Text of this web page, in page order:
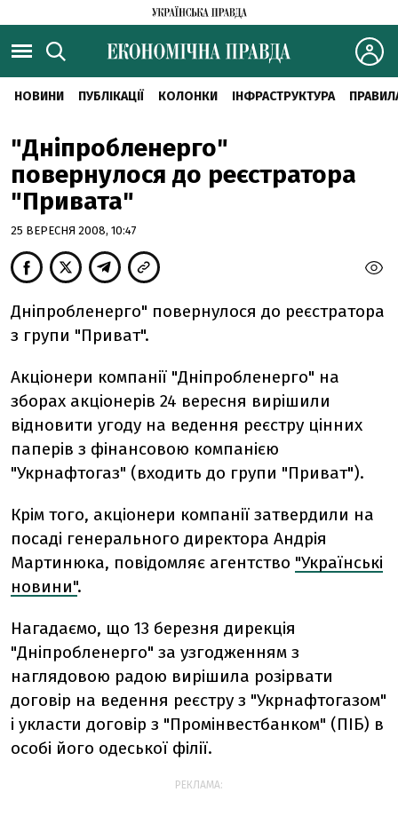
НОВИНИ ПУБЛІКАЦІЇ КОЛОНКИ ІНФРАСТРУКТУРА
"Дніпробленерго"
повернулося до реєстратора
"Привата"
25 ВЕРЕСНЯ 2008, 10:47
Дніпробленерго" повернулося до реєстратора
з групи "Приват".
Акціонери компанії "Дніпробленерго" на
зборах акціонерів 24 вересня вирішили
відновити угоду на ведення реєстру цінних
паперів з фінансовою компанією
"Укрнафтогаз" (входить до групи "Приват").
Крім того, акціонери компанії затвердили на
посаді генерального директора Андрія
Мартинюка, повідомляє агентство "Українські
новини".
Нагадаємо, що 13 березня дирекція
"Дніпробленерго" за узгодженням з
наглядовою радою вирішила розірвати
договір на ведення реєстру з "Укрнафтогазом"
і укласти договір з "Промінвестбанком" (ПІБ) в
особі його одеської філії.
РЕКЛАМА: